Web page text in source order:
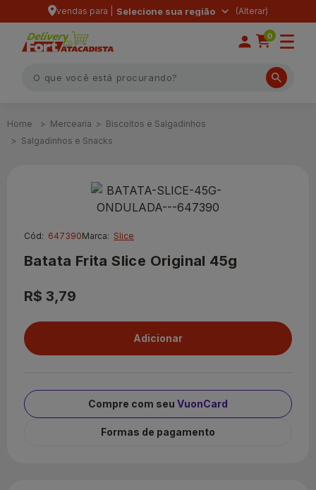
vendas para | Selecione sua região
0
Mercearia
Biscoitos e Salgadinhos
Salgadinhos e Snacks
Cód: 647390Marca: Slice
Batata Frita Slice Original 45g
R$ 3,79
Compre com seu VuonCard
Formas de pagamento